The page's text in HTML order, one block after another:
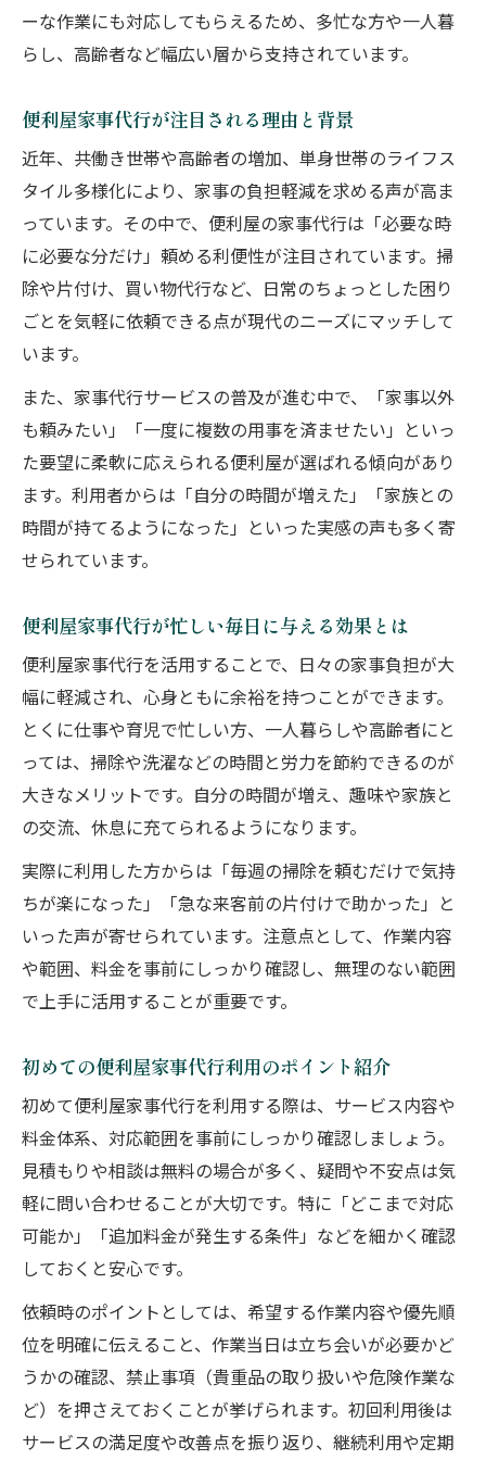
家事代行でトラブルを防ぐための便利屋選
便利屋家事代行の禁止事項と注意すべき点
業務範囲の確認が重要な便利屋家事代行利
用法
便利屋家事代行利用時の契約内容チェック
方法
便利屋家事代行サービスの安心ポイント
便利屋家事代行利用時の信頼できるポイン
便利屋家事代行のスタッフ対応と品質管理
について
便利屋家事代行サービスのサポート体制を
知る
便利屋家事代行が安心して任せられる理由
と特徴
の源
依頼前に知るべき便利屋の料金体系
便利屋家事代行の料金体系と費用構造を徹
底解説
便利屋家事代行の見積もり時に確認すべき
点
え方
便利屋家事代行の料金比較で損しない選び
方
便利屋家事代行の料金に関するよくある質
問
ーな作業にも対応してもらえるため、多忙な方や一人暮
らし、高齢者など幅広い層から支持されています。
便利屋家事代行が注目される理由と背景
近年、共働き世帯や高齢者の増加、単身世帯のライフス
タイル多様化により、家事の負担軽減を求める声が高ま
っています。その中で、便利屋の家事代行は「必要な時
に必要な分だけ」頼める利便性が注目されています。掃
除や片付け、買い物代行など、日常のちょっとした困り
ごとを気軽に依頼できる点が現代のニーズにマッチして
います。
また、家事代行サービスの普及が進む中で、「家事以外
も頼みたい」「一度に複数の用事を済ませたい」といっ
た要望に柔軟に応えられる便利屋が選ばれる傾向があり
ます。利用者からは「自分の時間が増えた」「家族との
時間が持てるようになった」といった実感の声も多く寄
せられています。
便利屋家事代行が忙しい毎日に与える効果とは
便利屋家事代行を活用することで、日々の家事負担が大
幅に軽減され、心身ともに余裕を持つことができます。
とくに仕事や育児で忙しい方、一人暮らしや高齢者にと
っては、掃除や洗濯などの時間と労力を節約できるのが
大きなメリットです。自分の時間が増え、趣味や家族と
の交流、休息に充てられるようになります。
実際に利用した方からは「毎週の掃除を頼むだけで気持
ちが楽になった」「急な来客前の片付けで助かった」と
いった声が寄せられています。注意点として、作業内容
や範囲、料金を事前にしっかり確認し、無理のない範囲
で上手に活用することが重要です。
初めての便利屋家事代行利用のポイント紹介
初めて便利屋家事代行を利用する際は、サービス内容や
料金体系、対応範囲を事前にしっかり確認しましょう。
見積もりや相談は無料の場合が多く、疑問や不安点は気
軽に問い合わせることが大切です。特に「どこまで対応
可能か」「追加料金が発生する条件」などを細かく確認
しておくと安心です。
依頼時のポイントとしては、希望する作業内容や優先順
位を明確に伝えること、作業当日は立ち会いが必要かど
うかの確認、禁止事項（貴重品の取り扱いや危険作業な
ど）を押さえておくことが挙げられます。初回利用後は
サービスの満足度や改善点を振り返り、継続利用や定期